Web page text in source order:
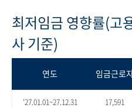
최저임금 영향률(고
사 기준)
연도 임금근로
'27.01.01~27.12.31 17,591